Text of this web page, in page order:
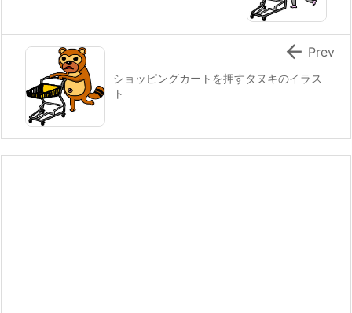
ショッピングカートを押すタヌキのイラス
ト
 Prev